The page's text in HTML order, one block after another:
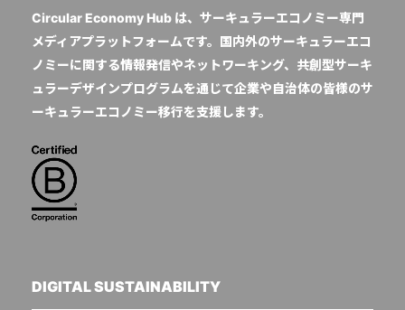
Circular Economy Hub は、サーキュラーエコノミー専門
メディアプラットフォームです。国内外のサーキュラーエコ
ノミーに関する情報発信やネットワーキング、共創型サーキ
ュラーデザインプログラムを通じて企業や自治体の皆様のサ
ーキュラーエコノミー移行を支援します。
DIGITAL SUSTAINABILITY